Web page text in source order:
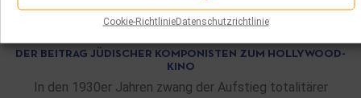
Cookie-RichtlinieDatenschutzrichtlinie
DER BEITRAG JÜDISCHER KOMPONISTEN ZUM HOLLYWOOD-
KINO
In den 1930er Jahren zwang der Aufstieg totalitärer